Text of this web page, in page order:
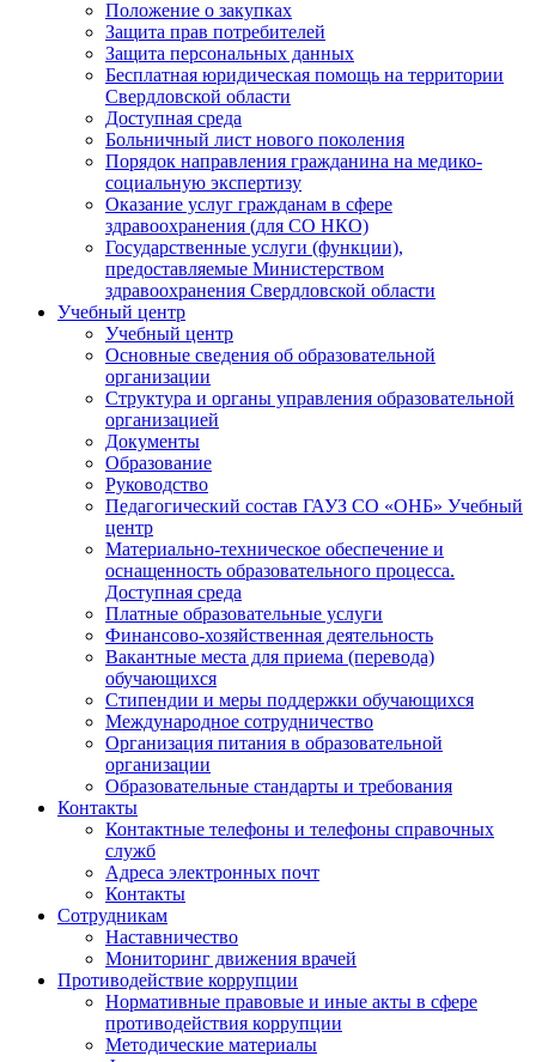
Положение о закупках
Защита прав потребителей
Защита персональных данных
Бесплатная юридическая помощь на территории
Свердловской области
Доступная среда
Больничный лист нового поколения
Порядок направления гражданина на медико-
социальную экспертизу
Оказание услуг гражданам в сфере
здравоохранения (для СО НКО)
Государственные услуги (функции),
предоставляемые Министерством
здравоохранения Свердловской области
Учебный центр
Учебный центр
Основные сведения об образовательной
организации
Структура и органы управления образовательной
организацией
Документы
Образование
Руководство
Педагогический состав ГАУЗ СО «ОНБ» Учебный
центр
Материально-техническое обеспечение и
оснащенность образовательного процесса.
Доступная среда
Платные образовательные услуги
Финансово-хозяйственная деятельность
Вакантные места для приема (перевода)
обучающихся
Стипендии и меры поддержки обучающихся
Международное сотрудничество
Организация питания в образовательной
организации
Образовательные стандарты и требования
Контакты
Контактные телефоны и телефоны справочных
служб
Адреса электронных почт
Контакты
Сотрудникам
Наставничество
Мониторинг движения врачей
Противодействие коррупции
Нормативные правовые и иные акты в сфере
противодействия коррупции
Методические материалы